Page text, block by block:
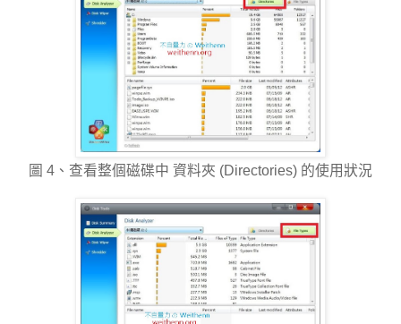
圖 4、查看整個磁碟中 資料夾 (Directories) 的使用狀況